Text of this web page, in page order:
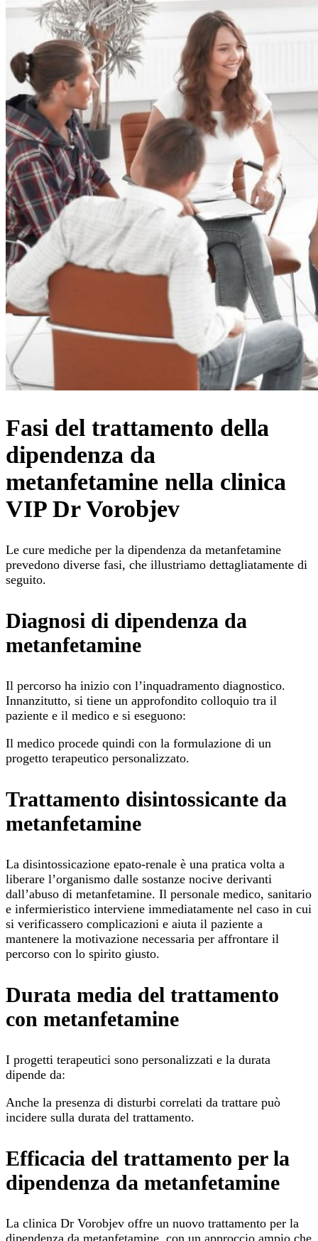
Fasi del trattamento della
dipendenza da
metanfetamine nella clinica
VIP Dr Vorobjev
Le cure mediche per la dipendenza da metanfetamine
prevedono diverse fasi, che illustriamo dettagliatamente di
seguito.
Diagnosi di dipendenza da
metanfetamine
Il percorso ha inizio con l’inquadramento diagnostico.
Innanzitutto, si tiene un approfondito colloquio tra il
paziente e il medico e si eseguono:
Il medico procede quindi con la formulazione di un
progetto terapeutico personalizzato.
Trattamento disintossicante da
metanfetamine
La disintossicazione epato-renale è una pratica volta a
liberare l’organismo dalle sostanze nocive derivanti
dall’abuso di metanfetamine. Il personale medico, sanitario
e infermieristico interviene immediatamente nel caso in cui
si verificassero complicazioni e aiuta il paziente a
mantenere la motivazione necessaria per affrontare il
percorso con lo spirito giusto.
Durata media del trattamento
con metanfetamine
I progetti terapeutici sono personalizzati e la durata
dipende da:
Anche la presenza di disturbi correlati da trattare può
incidere sulla durata del trattamento.
Efficacia del trattamento per la
dipendenza da metanfetamine
La clinica Dr Vorobjev offre un nuovo trattamento per la
dipendenza da metanfetamine, con un approccio ampio che